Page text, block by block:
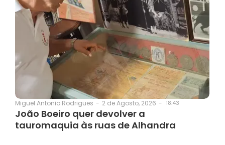
Miguel Antonio Rodrigues - 2 de Agosto, 2026 - 18:43
João Boeiro quer devolver a
tauromaquia às ruas de Alhandra